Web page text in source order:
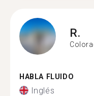
R.
HABLA FLUIDO
Inglés